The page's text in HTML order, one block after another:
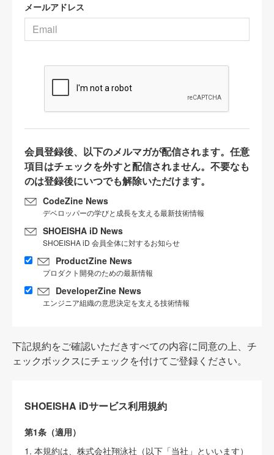
メールアドレス
会員登録後、以下のメルマガが配信されます。任意
項目はチェックを外すと配信されません。不要なも
のは登録後にいつでも解除いただけます。
CodeZine News
デベロッパーの学びと成長を支える最新技術情報
SHOEISHA iD News
SHOEISHA iD 会員全体に対するお知らせ
ProductZine News
プロダクト開発のための最新情報
DeveloperZine News
エンジニア組織の意思決定を支える技術情報
下記規約をご確認いただきすべての内容に同意の上、チ
ェックボックスにチェックを付けてご登録ください。
SHOEISHA iDサービス利用規約
第1条（適用）
1. 本規約は、株式会社翔泳社（以下「当社」といいます）